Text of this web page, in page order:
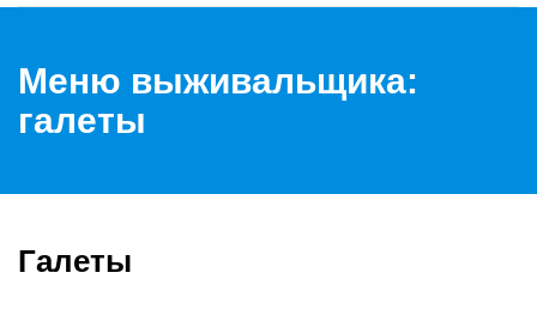
Меню выживальщика:
галеты
Галеты